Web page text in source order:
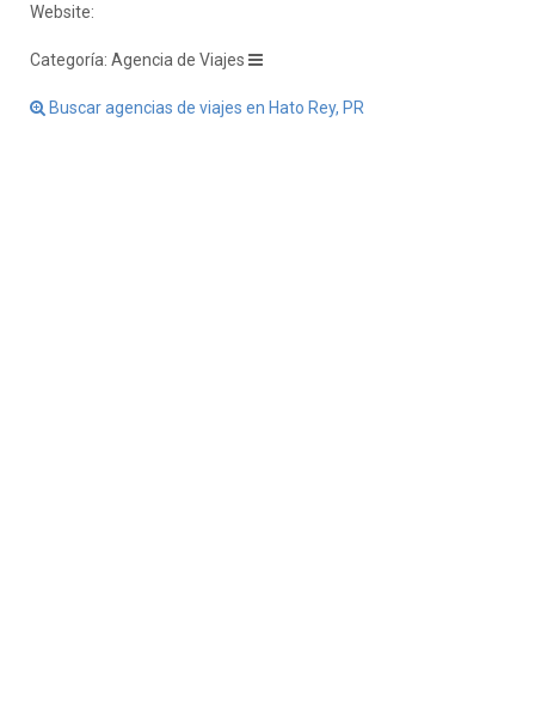
Website:
Categoría: Agencia de Viajes
Buscar agencias de viajes en Hato Rey, PR